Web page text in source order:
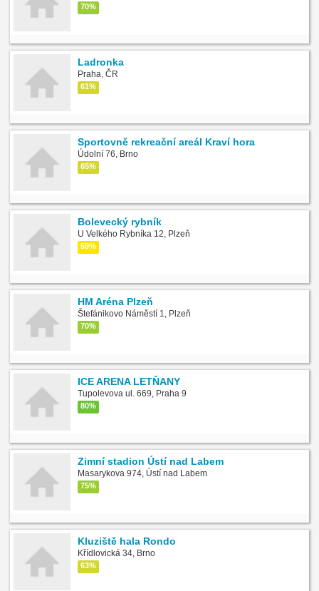
70%
Ladronka
Praha, ČR
61%
Sportovně rekreační areál Kraví hora
Údolní 76, Brno
65%
Bolevecký rybník
U Velkého Rybníka 12, Plzeň
59%
HM Aréna Plzeň
Štefánikovo Náměstí 1, Plzeň
70%
ICE ARENA LETŇANY
Tupolevova ul. 669, Praha 9
80%
Zimní stadion Ústí nad Labem
Masarykova 974, Ústí nad Labem
75%
Kluziště hala Rondo
Křídlovická 34, Brno
63%